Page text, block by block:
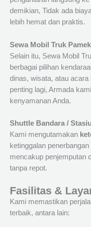
demikian, Tidak ada
lebih hemat dan praktis.
Sewa Mobil Truk
Selain itu, Sewa Mobil
berbagai pilihan
dinas, wisata, atau
penting lagi, Armada
kenyamanan Anda.
Shuttle Bandara /
Kami mengutamakan
ketinggalan
mencakup penjemputan
tanpa repot.
Fasilitas &
Kami memastikan
terbaik, antara lain: